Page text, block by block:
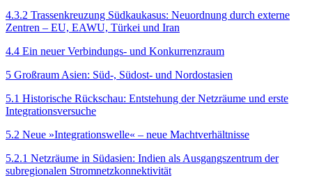
4.3.2 Trassenkreuzung Südkaukasus: Neuordnung durch externe
Zentren – EU, EAWU, Türkei und Iran
4.4 Ein neuer Verbindungs- und Konkurrenzraum
5 Großraum Asien: Süd-, Südost- und Nordostasien
5.1 Historische Rückschau: Entstehung der Netzräume und erste
Integrationsversuche
5.2 Neue »Integrationswelle« – neue Machtverhältnisse
5.2.1 Netzräume in Südasien: Indien als Ausgangszentrum der
subregionalen Stromnetzkonnektivität